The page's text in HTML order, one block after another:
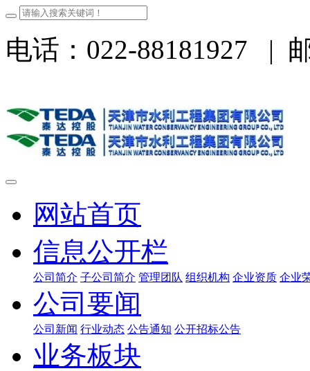
电话：022-88181927 |
网站首页
信息公开栏
公司简介 子公司简介 管理团队 组织机构 企业资质 企业
公司要闻
公司新闻 行业动态 公告通知 公开招标公告
业务板块